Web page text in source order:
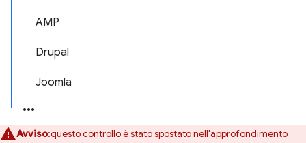
AMP
Drupal
Joomla
Avviso:questo controllo è stato spostato nell'approfondimento